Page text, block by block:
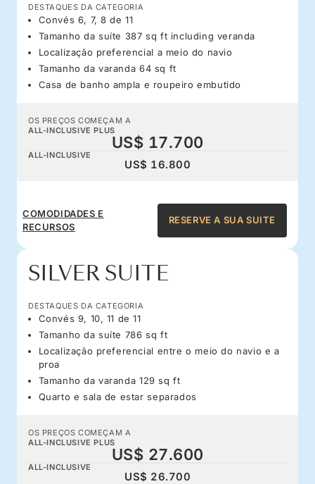
DESTAQUES DA CATEGORIA
Convés 6, 7, 8 de 11
Tamanho da suíte 387 sq ft including veranda
Localização preferencial a meio do navio
Tamanho da varanda 64 sq ft
Casa de banho ampla e roupeiro embutido
OS PREÇOS COMEÇAM A
ALL-INCLUSIVE PLUS
US$ 17.700
ALL-INCLUSIVE
US$ 16.800
COMODIDADES E
RECURSOS
RESERVE A SUA SUITE
SILVER SUITE
DESTAQUES DA CATEGORIA
Convés 9, 10, 11 de 11
Tamanho da suíte 786 sq ft
Localização preferencial entre o meio do navio e a
proa
Tamanho da varanda 129 sq ft
Quarto e sala de estar separados
OS PREÇOS COMEÇAM A
ALL-INCLUSIVE PLUS
US$ 27.600
ALL-INCLUSIVE
US$ 26.700